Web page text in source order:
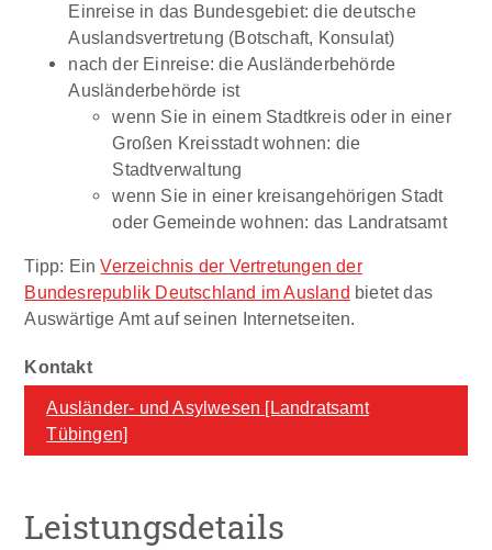
Einreise in das Bundesgebiet: die deutsche
Auslandsvertretung (Botschaft, Konsulat)
nach der Einreise: die Ausländerbehörde
Ausländerbehörde ist
wenn Sie in einem Stadtkreis oder in einer
Großen Kreisstadt wohnen: die
Stadtverwaltung
wenn Sie in einer kreisangehörigen Stadt
oder Gemeinde wohnen: das Landratsamt
Tipp: EinVerzeichnis der Vertretungen der
Bundesrepublik Deutschland im Ausland bietet das
Auswärtige Amt auf seinen Internetseiten.
Ausländer- und Asylwesen [Landratsamt
Tübingen]
Leistungsdetails